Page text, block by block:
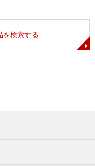
を検索する